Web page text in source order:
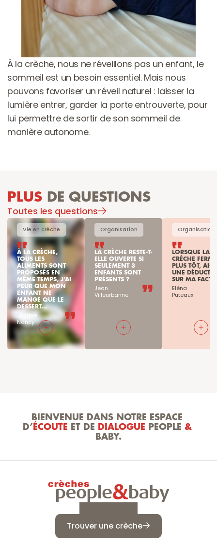
À la crèche, nous ne réveillons pas un enfant, le
sommeil est un besoin essentiel. Mais nous
pouvons favoriser un réveil naturel : laisser la
lumière entrer, garder la porte entrouverte, pour
lui permettre de sortir de son sommeil de
manière autonome.
PLUS DE QUESTIONS
Toutes les questions
Vie en crèche
À LA CRÈCHE,
TOUS LES
ALIMENTS SONT
PROPOSÉS EN
MÊME TEMPS, J’AI
PEUR QUE MON
ENFANT NE
MANGE QUE LE
DESSERT...
Justine
Nancy
Organisation
LA CRÈCHE RESTE-T-
ELLE OUVERTE SI
SEULEMENT 3
ENFANTS SONT
PRÉSENTS ?
Jean
Villeurbanne
Organisation
LORSQUE LA
CRÈCHE FERME
PLUS TÔT, AI-
UNE
SUR MA
Eléna
Puteaux
BIENVENUE DANS NOTRE ESPACE
D’ ÉCOUTE ET DE DIALOGUE PEOPLE &
BABY.
Trouver une crèche